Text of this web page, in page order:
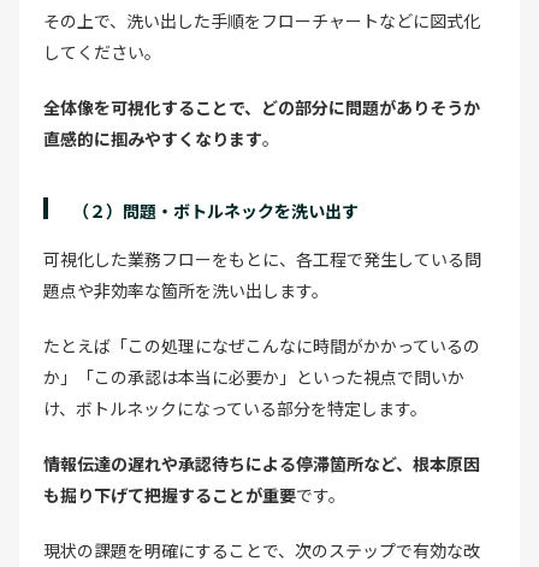
その上で、洗い出した手順をフローチャートなどに図式化
してください。
全体像を可視化することで、どの部分に問題がありそうか
直感的に掴みやすくなります。
（２）問題・ボトルネックを洗い出す
可視化した業務フローをもとに、各工程で発生している問
題点や非効率な箇所を洗い出します。
たとえば「この処理になぜこんなに時間がかかっているの
か」「この承認は本当に必要か」といった視点で問いか
け、ボトルネックになっている部分を特定します。
情報伝達の遅れや承認待ちによる停滞箇所など、根本原因
も掘り下げて把握することが重要です。
現状の課題を明確にすることで、次のステップで有効な改